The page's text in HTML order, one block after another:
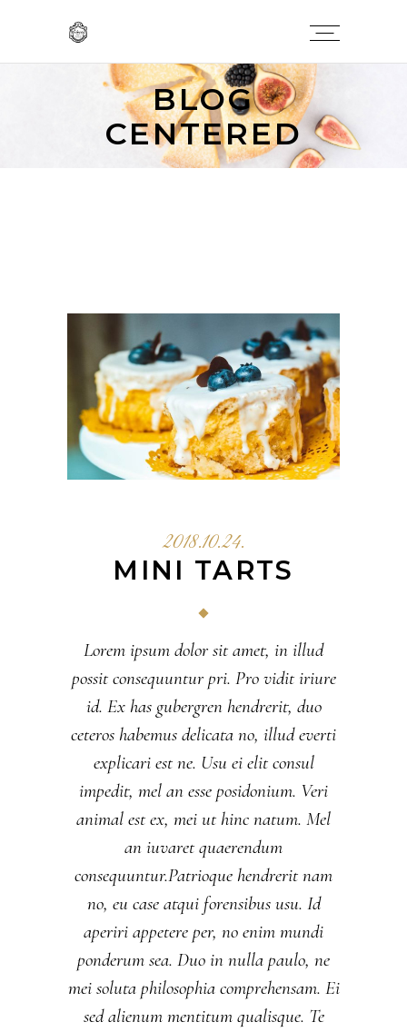
BLOG
CENTERED
2018.10.24.
MINI TARTS
Lorem ipsum dolor sit amet, in illud
possit consequuntur pri. Pro vidit iriure
id. Ex has gubergren hendrerit, duo
ceteros habemus delicata no, illud everti
explicari est ne. Usu ei elit consul
impedit, mel an esse posidonium. Veri
animal est ex, mei ut hinc natum. Mel
an iuvaret quaerendum
consequuntur.Patrioque hendrerit nam
no, eu case atqui forensibus usu. Id
aperiri appetere per, no enim mundi
ponderum sea. Duo in nulla paulo, ne
mei soluta philosophia comprehensam. Ei
sed alienum mentitum qualisque. Te